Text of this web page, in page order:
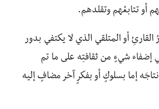
أو تتابعُهم وتقلدهم.
أو المتلقي الذي لا يكتفي بدور
إضفاء شيءٍ من ثقافتِه على ما تم
إما بسلوكٍ أو بفكرٍ آخر مضافٍ إليه